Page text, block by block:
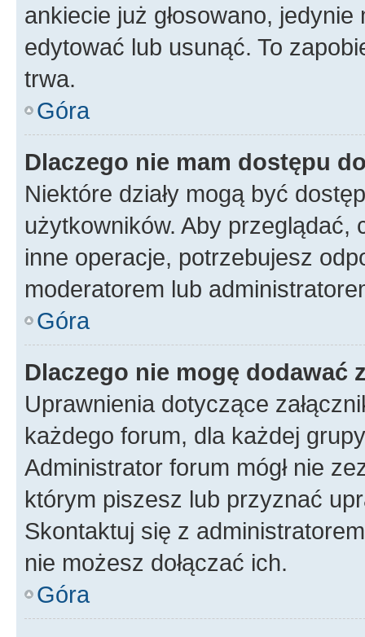
ankiecie już głosowano,
edytować lub usunąć. To
trwa.
Góra
Dlaczego nie mam dostępu
Niektóre działy mogą być
użytkowników. Aby
inne operacje, potrzebujesz
moderatorem lub
Góra
Dlaczego nie mogę dodawać
Uprawnienia dotyczące
każdego forum, dla każdej
Administrator forum mógł nie
którym piszesz lub przyznać
Skontaktuj się z
nie możesz dołączać ich.
Góra